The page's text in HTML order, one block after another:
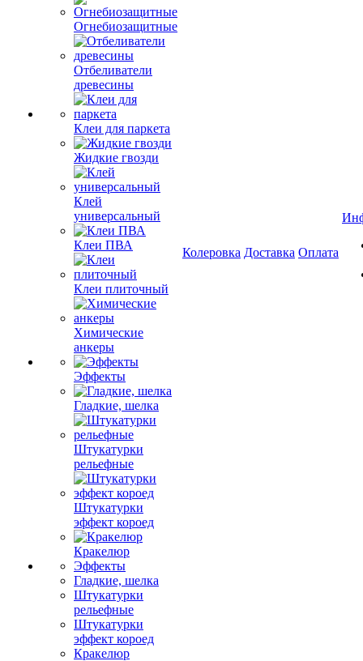
Огнебиозащитные
Отбеливатели
древесины
Клеи для паркета
Жидкие гвозди
Клей
универсальный
Клеи ПВА
Клеи плиточный
Химические
анкеры
Эффекты
Гладкие, шелка
Штукатурки
рельефные
Штукатурки
эффект короед
Кракелюр
Эффекты
Гладкие, шелка
Штукатурки
рельефные
Штукатурки
эффект короед
Кракелюр
Колеровка Доставка Оплата